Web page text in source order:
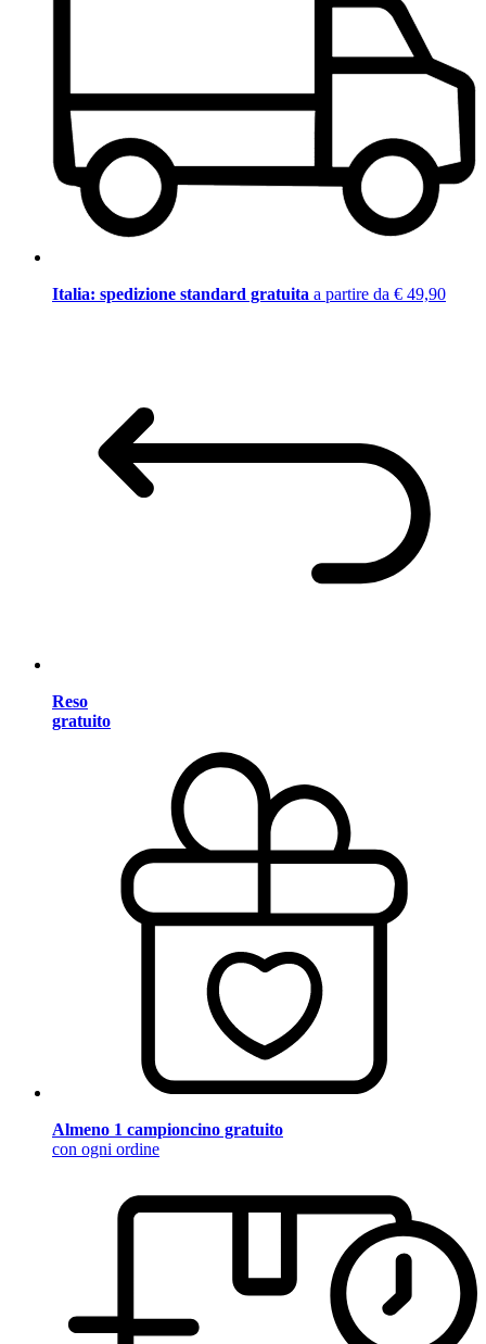
Italia: spedizione standard gratuita a partire da € 49,90
Reso
gratuito
Almeno 1 campioncino gratuito
con ogni ordine